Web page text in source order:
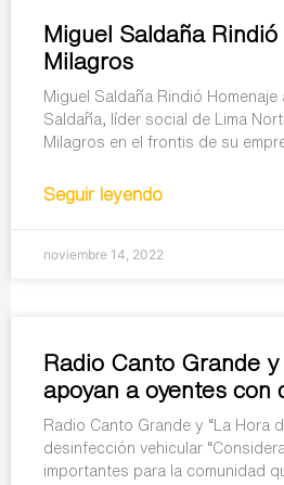
Miguel Saldaña
Milagros
Miguel Saldaña Rindió
Saldaña, líder social de Lima
Milagros en el frontis de su
Seguir leyendo
noviembre 14, 2022
Radio Canto Grande y
apoyan a oyentes con
Radio Canto Grande y “La Hora
desinfección vehicular
importantes para la comunidad